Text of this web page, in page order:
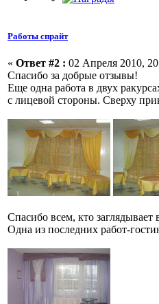
Работы спрайт
« Ответ #2 : 02 Апреля 2010,
Спасибо за добрые отзывы!
Еще одна работа в двух
с лицевой стороны. Сверху
Спасибо всем, кто
Одна из последних работ-